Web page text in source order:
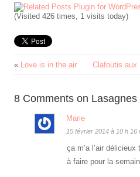
(Visited 426 times, 1 visits today)
« Love is in the air Clafoutis aux
8 Comments on
Marie
15 février 2014 à 10 h 16
ça m’a l’air
à faire pour la